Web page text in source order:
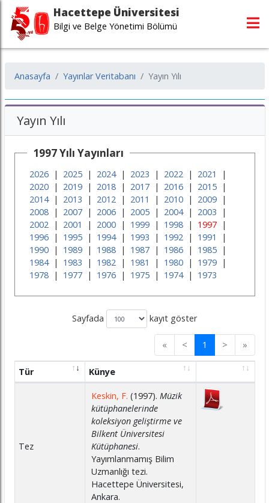
Hacettepe Üniversitesi
Bilgi ve Belge Yönetimi Bölümü
Anasayfa Yayınlar Veritabanı Yayın Yılı
Yayın Yılı
1997 Yılı Yayınları
2026| 2025| 2024| 2023 | 2022| 2021
|
2020| 2019| 2018| 2017| 2016| 2015|
2014| 2013 | 2012| 2011 | 2010| 2009|
2008| 2007| 2006| 2005| 2004| 2003 |
2002| 2001 | 2000| 1999| 1998| 1997|
1996| 1995| 1994| 1993 | 1992| 1991
|
1990| 1989| 1988| 1987| 1986| 1985|
1984| 1983 | 1982| 1981 | 1980| 1979|
1978| 1977| 1976| 1975| 1974| 1973
Sayfada kayıt göster
« < 1 > »
Tür Künye
Tez
Keskin, F. (1997). Müzik
kütüphanelerinde
koleksiyon geliştirme ve
Bilkent Üniversitesi
Kütüphanesi.
Yayımlanmamış Bilim
Uzmanlığı tezi.
Hacettepe Üniversitesi,
Ankara.